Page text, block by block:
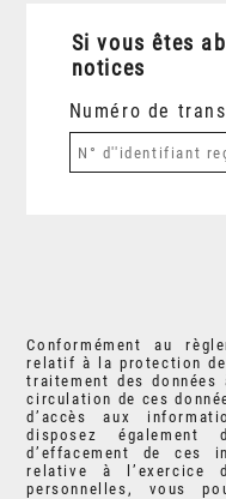
Si vous êtes
notices
Numéro de
Conformément au
relatif à la protection
traitement des
circulation de ces
d’accès aux
disposez
d’effacement de ces
relative à l’exercice
personnelles, vous